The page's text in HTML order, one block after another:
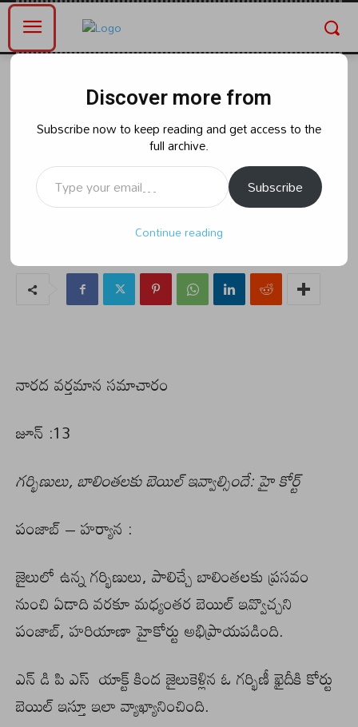
గర్భిణులు, బాలింతలకు బెయిల్
ఇవ్వాల్సిందే: హై కోర్ట్
naradanews.in Wednesday, June 12, 2024 8:26 pm
నారద వర్తమాన సమాచారం
జూన్ :13
గర్భిణులు, బాలింతలకు బెయిల్ ఇవ్వాల్సిందే: హై కోర్ట్
పంజాబ్ – హర్యాన :
జైలులో ఉన్న గర్భిణులు, పాలిచ్చే బాలింతలకు ప్రసవం
నుంచి ఏడాది వరకూ మధ్యంతర బెయిల్ ఇవ్వొచ్చని
పంజాబ్, హరియాణా హైకోర్టు అభిప్రాయపడింది.
ఎన్ డి పి ఎస్ యాక్ట్ కింద జైలుకెళ్లిన ఓ గర్భిణీ ఖైదీకి కోర్టు
బెయిల్ ఇస్తూ ఇలా వ్యాఖ్యానించింది.
Discover more from
Subscribe now to keep reading and get access to the
full archive.
Type your email…
Subscribe
Continue reading